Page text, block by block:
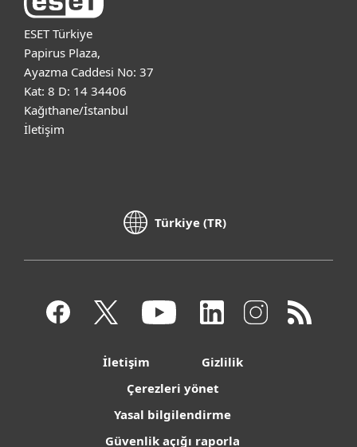
ESET Türkiye
Papirus Plaza,
Ayazma Caddesi No: 37
Kat: 8 D: 14 34406
Kağıthane/İstanbul
İletişim
Türkiye (TR)
İletişim
Gizlilik
Çerezleri yönet
Yasal bilgilendirme
Güvenlik açığı raporla